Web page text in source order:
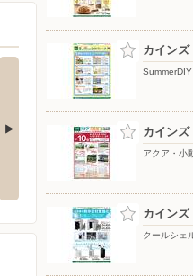
夏のひんやり寝具
カインズ
カインズ
アクア・小
カインズ
クールシェ